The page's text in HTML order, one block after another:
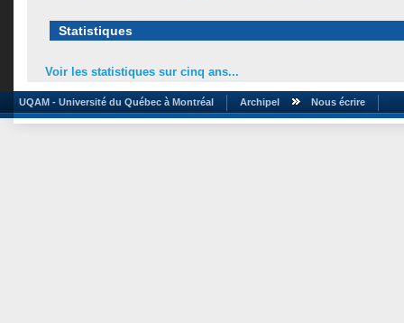
Statistiques
Voir les statistiques sur cinq ans...
UQAM - Université du Québec à Montréal Archipel Nous écrire